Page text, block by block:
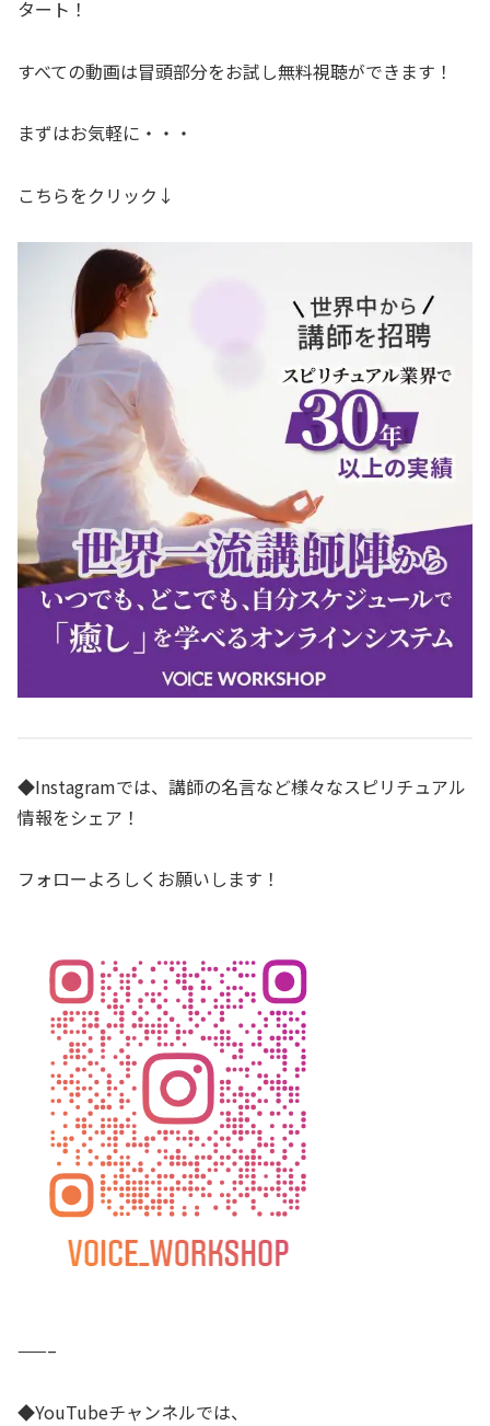
タート！
すべての動画は冒頭部分をお試し無料視聴ができます！
まずはお気軽に・・・
こちらをクリック↓
◆Instagramでは、講師の名言など様々なスピリチュアル
情報をシェア！
フォローよろしくお願いします！
——–
◆YouTubeチャンネルでは、